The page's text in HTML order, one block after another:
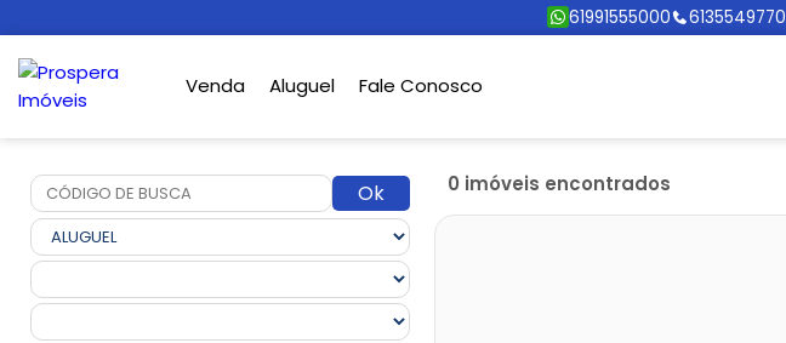
61991555000 6135549770
Venda Aluguel Fale Conosco
Ok 0 imóveis encontrados